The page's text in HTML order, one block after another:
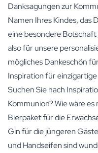
Danksagungen zur
Namen Ihres Kindes, das
eine besondere
also für unsere
mögliches Dankeschön
Inspiration für
Suchen Sie nach
Kommunion? Wie wäre
Bierpaket für die
Gin für die jüngeren
und Handseifen sind